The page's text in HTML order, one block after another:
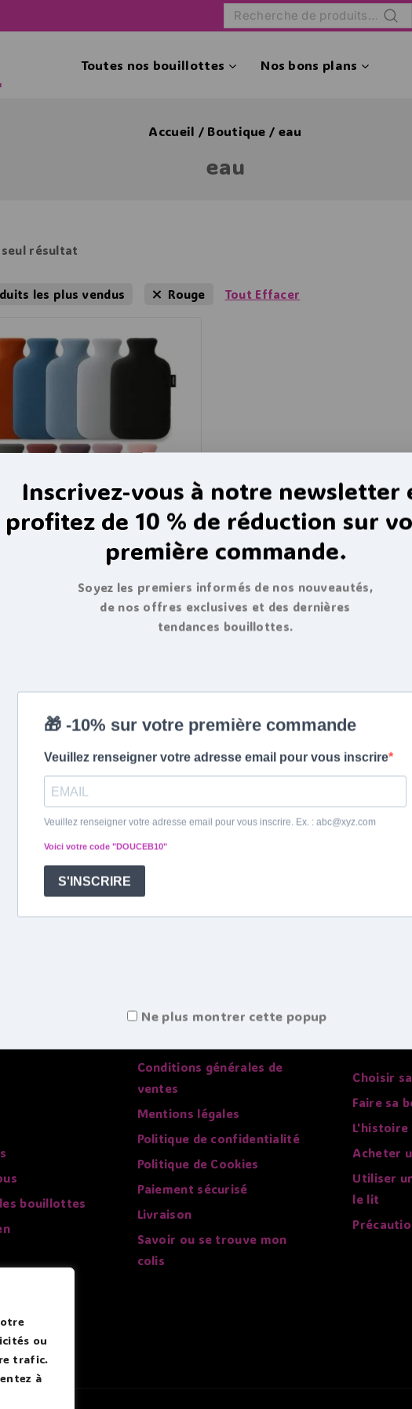
ou
trafic.
à
Toutes nos bouillottes Nos bons plans
Accueil / Boutique / eau
eau
résultat
les plus vendus Rouge Tout Effacer
à eau polaire 2l – 32 cm
bouillottes
Conditions générales de
ventes
Mentions légales
Politique de confidentialité
Politique de Cookies
Paiement sécurisé
Livraison
Savoir ou se trouve mon
colis
Tout
Choisir
Faire sa
Acheter
Utiliser
le lit
Inscrivez-vous à notre newsletter
profitez de 10 % de réduction sur
première commande.
Soyez les premiers informés de nos nouveautés,
de nos offres exclusives et des dernières
tendances bouillottes.
Ne plus montrer cette popup